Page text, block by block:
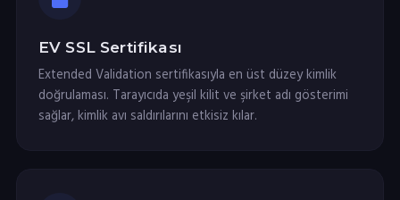
EV SSL Sertifikası
Extended Validation sertifikasıyla en üst düzey kimlik
doğrulaması. Tarayıcıda yeşil kilit ve şirket adı gösterimi
sağlar, kimlik avı saldırılarını etkisiz kılar.